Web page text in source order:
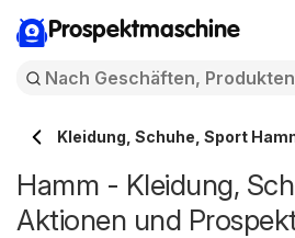
Prospektmaschine
Kleidung, Schuhe, Sport
Hamm - Kleidung,
Aktionen und